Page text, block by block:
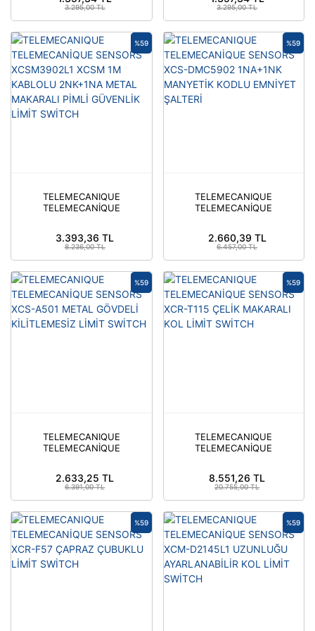
SWİTCH
3.295,00 TL
LİMİT SWİTCH
3.295,00 TL
TELEMECANIQUE
TELEMECANİQUE
2NK+1NA METAL
MAKARALI PİMLİ
GÜVENLİK LİMİT
SWİTCH
%59
3.393,36 TL
8.236,00 TL
TELEMECANIQUE
TELEMECANİQUE
MANYETİK KODLU
EMNİYET ŞALTERİ
%59
2.660,39 TL
6.457,00 TL
TELEMECANIQUE
TELEMECANİQUE
KİLİTLEMESİZ LİMİT
SWİTCH
%59
2.633,25 TL
6.391,00 TL
TELEMECANIQUE
TELEMECANİQUE
LİMİT SWİTCH
%59
8.551,26 TL
20.755,00 TL
%59 %59